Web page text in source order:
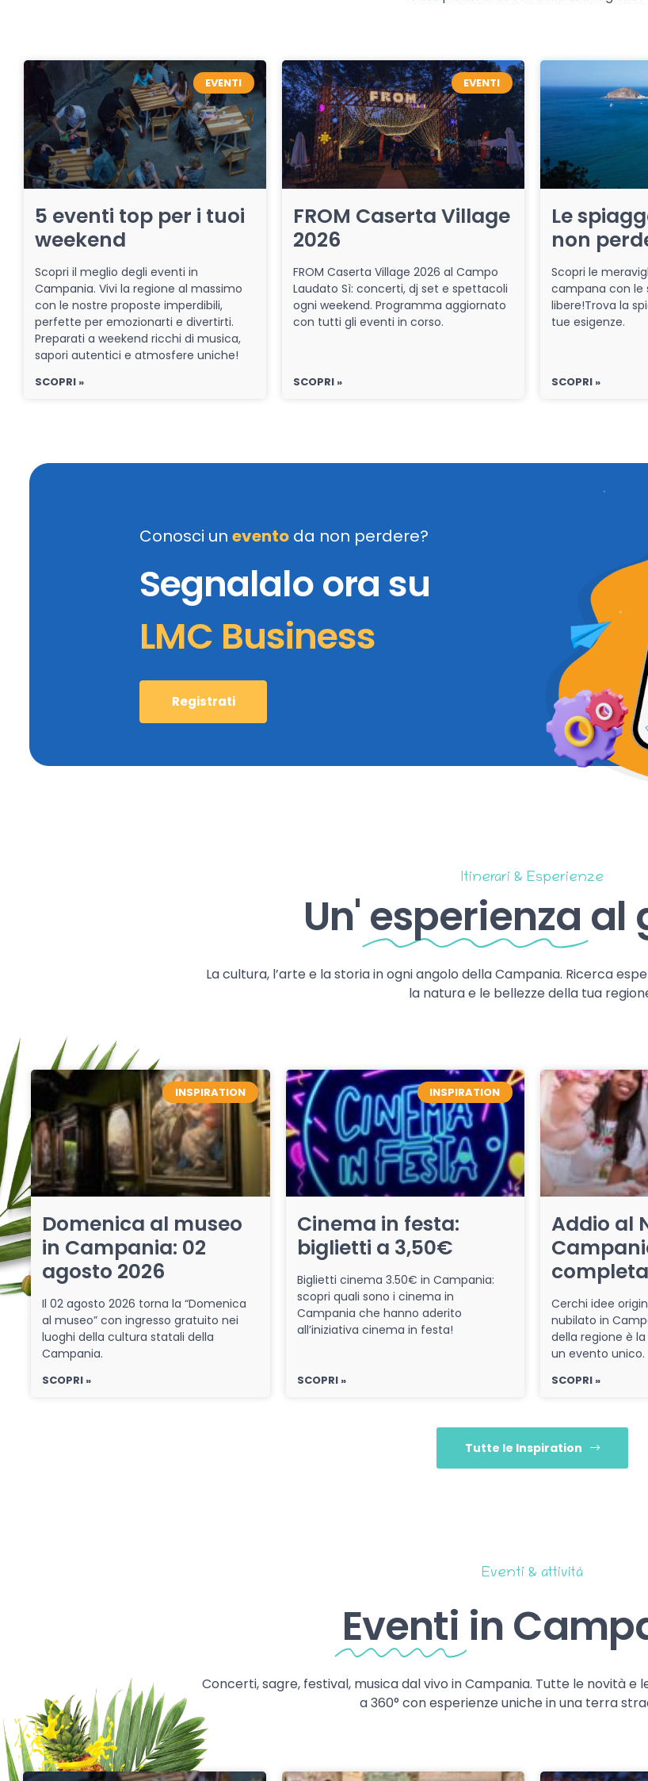
EVENTI
5 eventi top per i tuoi
weekend
Scopri il meglio degli eventi in
Campania. Vivi la regione al massimo
con le nostre proposte imperdibili,
perfette per emozionarti e divertirti.
Preparati a weekend ricchi di musica,
sapori autentici e atmosfere uniche!
SCOPRI »
EVENTI
FROM Caserta Village
2026
FROM Caserta Village 2026 al Campo
Laudato Sì: concerti, dj set e spettacoli
ogni weekend. Programma aggiornato
con tutti gli eventi in corso.
SCOPRI »
Le
non
Scopri le
campana con le
libere!Trova la
tue esigenze.
SCOPRI »
Conosci un evento da non perdere?
Segnalalo ora su
LMC Business
Registrati
Itinerari & Esperienze
Un' esperienza al
La cultura, l’arte e la storia in ogni angolo della Campania. Ricerca
la natura e le bellezze della tua
INSPIRATION
Domenica al museo
in Campania: 02
agosto 2026
Il 02 agosto 2026 torna la “Domenica
al museo” con ingresso gratuito nei
luoghi della cultura statali della
Campania.
SCOPRI »
INSPIRATION
Cinema in festa:
biglietti a 3,50€
Biglietti cinema 3.50€ in Campania:
scopri quali sono i cinema in
Campania che hanno aderito
all’iniziativa cinema in festa!
SCOPRI »
Addio al
completa
Cerchi idee
nubilato in
della regione è
un evento unico.
SCOPRI »
Tutte le Inspiration
Eventi & attività
Eventi in
Concerti, sagre, festival, musica dal vivo in Campania. Tutte le novità e
a 360° con esperienze uniche in una terra